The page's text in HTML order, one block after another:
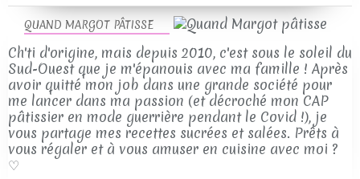
QUAND MARGOT PÂTISSE
Ch'ti d'origine, mais depuis 2010, c'est sous le soleil du
Sud-Ouest que je m'épanouis avec ma famille ! Après
avoir quitté mon job dans une grande société pour
me lancer dans ma passion (et décroché mon CAP
pâtissier en mode guerrière pendant le Covid !), je
vous partage mes recettes sucrées et salées. Prêts à
vous régaler et à vous amuser en cuisine avec moi ?
♡